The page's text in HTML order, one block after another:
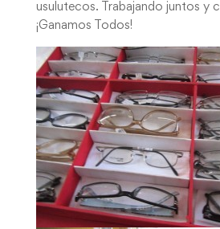
usulutecos. Trabajando juntos y
¡Ganamos Todos!